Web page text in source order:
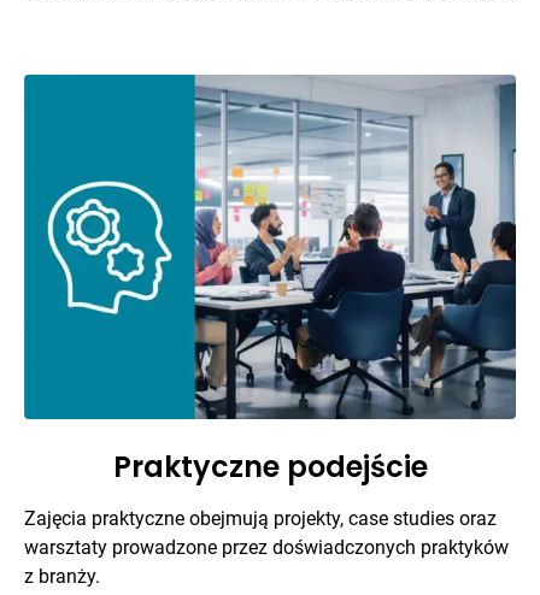
Praktyczne podejście
Zajęcia praktyczne obejmują projekty, case studies oraz
warsztaty prowadzone przez doświadczonych praktyków
z branży.